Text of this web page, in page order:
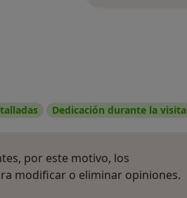
Dedicación durante la visita
por este motivo, los
modificar o eliminar opiniones.